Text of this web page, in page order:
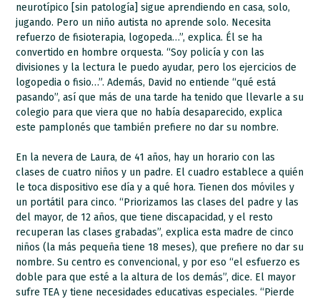
neurotípico [sin patología] sigue aprendiendo en casa, solo,
jugando. Pero un niño autista no aprende solo. Necesita
refuerzo de fisioterapia, logopeda…”, explica. Él se ha
convertido en hombre orquesta. “Soy policía y con las
divisiones y la lectura le puedo ayudar, pero los ejercicios de
logopedia o fisio…”. Además, David no entiende “qué está
pasando”, así que más de una tarde ha tenido que llevarle a su
colegio para que viera que no había desaparecido, explica
este pamplonés que también prefiere no dar su nombre.
En la nevera de Laura, de 41 años, hay un horario con las
clases de cuatro niños y un padre. El cuadro establece a quién
le toca dispositivo ese día y a qué hora. Tienen dos móviles y
un portátil para cinco. “Priorizamos las clases del padre y las
del mayor, de 12 años, que tiene discapacidad, y el resto
recuperan las clases grabadas”, explica esta madre de cinco
niños (la más pequeña tiene 18 meses), que prefiere no dar su
nombre. Su centro es convencional, y por eso “el esfuerzo es
doble para que esté a la altura de los demás”, dice. El mayor
sufre TEA y tiene necesidades educativas especiales. “Pierde